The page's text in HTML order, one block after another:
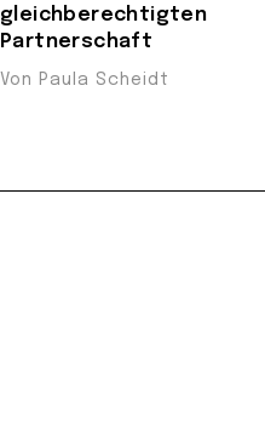
gleichberechtigten
Partnerschaft
Von Paula Scheidt